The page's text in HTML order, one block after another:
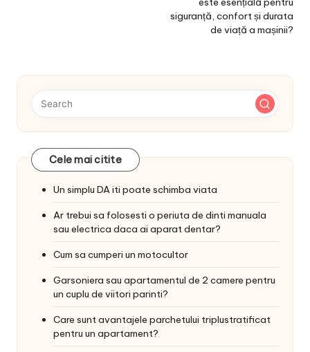
siguranță, confort și durata
de viață a mașinii?
Cele mai citite
Un simplu DA iti poate schimba viata
Ar trebui sa folosesti o periuta de dinti manuala
sau electrica daca ai aparat dentar?
Cum sa cumperi un motocultor
Garsoniera sau apartamentul de 2 camere pentru
un cuplu de viitori parinti?
Care sunt avantajele parchetului triplustratificat
pentru un apartament?